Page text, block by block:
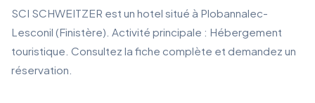
SCI SCHWEITZER est un hotel situé à Plobannalec-
Lesconil (Finistère). Activité principale : Hébergement
touristique. Consultez la fiche complète et demandez un
réservation.